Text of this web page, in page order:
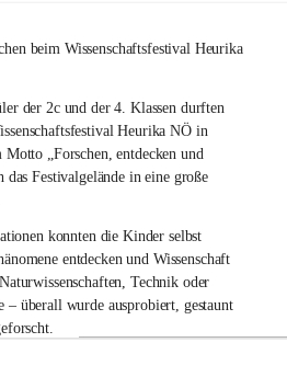
beim Wissenschaftsfestival Heurika
der 2c und der 4. Klassen durften
Heurika NÖ in
Motto „Forschen, entdecken und
das Festivalgelände in eine große
konnten die Kinder selbst
entdecken und Wissenschaft
Technik oder
überall wurde ausprobiert, gestaunt
Wissenschaftlerinnen und